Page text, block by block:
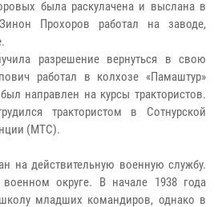
была раскулачена и выслана в
Прохоров работал на заводе,
разрешение вернуться в свою
работал в колхозе «Памаштур»
направлен на курсы трактористов.
трактористом в Сотнурской
(МТС).
на действительную военную службу.
округе. В начале 1938 года
младших командиров, однако в